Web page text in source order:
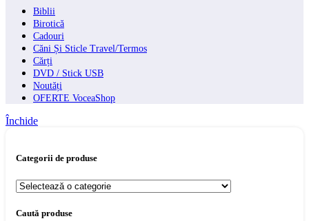
Biblii
Birotică
Cadouri
Căni Și Sticle Travel/Termos
Cărți
DVD / Stick USB
Noutăți
OFERTE VoceaShop
Închide
Categorii de produse
Caută produse